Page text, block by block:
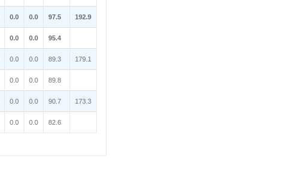
0.0 0.0 97.5 192.9
0.0 0.0 95.4
0.0 0.0 89.3 179.1
0.0 0.0 89.8
0.0 0.0 90.7 173.3
0.0 0.0 82.6